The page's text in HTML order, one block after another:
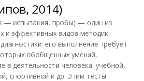
2014)
— испытания, пробы) — один из
и эффективных видов методик
его выполнение требует
обобщенных умений,
в деятельности человека: учебной,
спортивной и др. Этим тесты